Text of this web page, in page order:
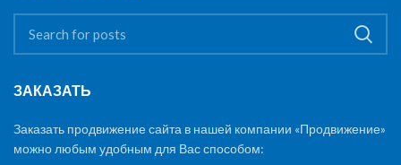
ЗАКАЗАТЬ
Заказать продвижение сайта в нашей компании «Продвижение»
можно любым удобным для Вас способом: